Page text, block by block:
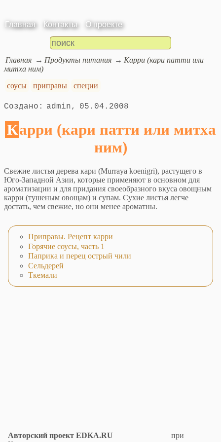
Главная Контакты О проекте
Главная Продукты питания
Карри (кари патти или
митха ним)
соусы
приправы специи
admin 05.04.2008
Карри (кари патти или митха
ним)
Свежие листья дерева кари (Murraya koenigri), растущего в
Юго-Западной Азии, которые применяют в основном для
ароматизации и для придания своеобразного вкуса овощным
карри (тушеным овощам) и супам. Сухие листья легче
достать, чем свежие, но они менее ароматны.
Приправы. Рецепт карри
Горячие соусы, часть 1
Паприка и перец острый чили
Сельдерей
Ткемали
Авторский проект EDKA.RU
при